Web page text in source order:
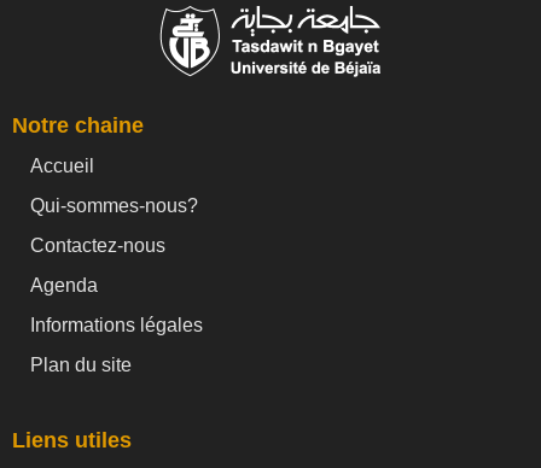
Notre chaine
Accueil
Qui-sommes-nous?
Contactez-nous
Agenda
Informations légales
Plan du site
Liens utiles